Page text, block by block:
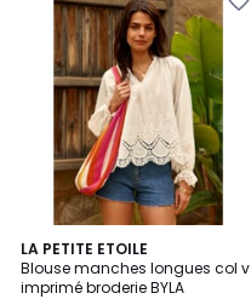
LA PETITE ETOILE
Blouse manches longues col v
imprimé broderie BYLA